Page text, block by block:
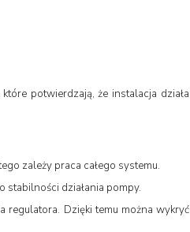
potwierdzają, że instalacja działa
zależy praca całego systemu.
stabilności działania pompy.
regulatora. Dzięki temu można wykryć